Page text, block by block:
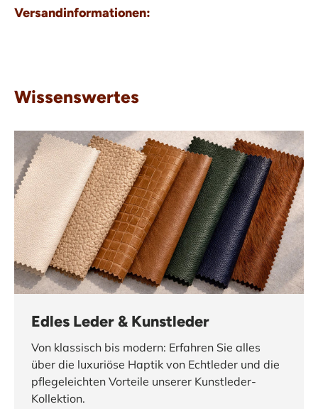
Versandinformationen:
Wissenswertes
Edles Leder & Kunstleder
Von klassisch bis modern: Erfahren Sie alles
über die luxuriöse Haptik von Echtleder und die
pflegeleichten Vorteile unserer Kunstleder-
Kollektion.